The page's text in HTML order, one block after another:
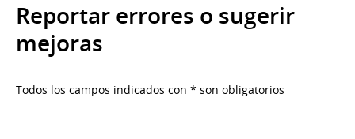
Reportar errores o sugerir
mejoras
Todos los campos indicados con * son obligatorios